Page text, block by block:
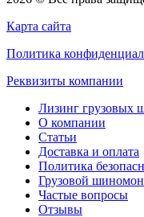
Карта сайта
Политика
Реквизиты компании
Лизинг грузовых
О компании
Статьи
Доставка и оплата
Политика
Грузовой
Частые вопросы
Отзывы